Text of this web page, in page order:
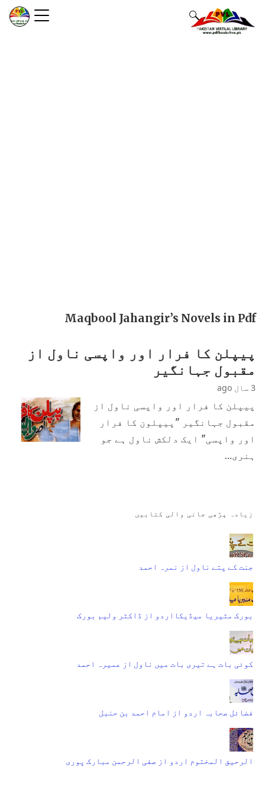
Maqbool Jahangir’s Novels in Pdf
پیپلن کا فرار اور واپسی ناول از
مقبول جہانگیر
3 سال ago
پیپلن کا فرار اور واپسی ناول از
مقبول جہانگیر "پیپلون کا فرار
اور واپسی" ایک دلکش ناول ہے جو
ہنری…
زیادہ پڑھی جانی والی کتابیں
جنت کے پتے ناول از نمرہ احمد
بورک مٹیریا میڈیکااردو از ڈاکٹر ولیم بورک
کوئی بات ہے تیری بات میں ناول از عمیرہ احمد
فضائل صحابہ اردو از امام احمد بن حنبل
الرحیق المختوم اردو از صفی الرحمن مبارک پوری